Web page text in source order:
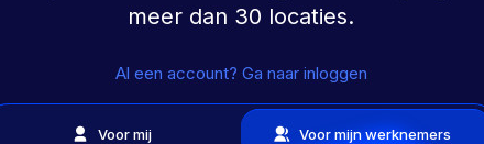
meer dan 30 locaties.
Al een account? Ga naar inloggen
Voor mij Voor mijn werknemers